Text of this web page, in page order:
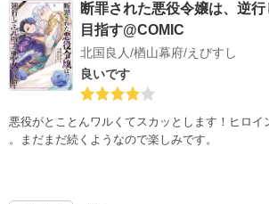
断罪された悪役令嬢は、逆
目指す@COMIC
北国良人/楢山幕府/えびすし
良いです
悪役がとことんワルくてスカッとします！ヒロイ
。まだまだ続くようなので楽しみです。